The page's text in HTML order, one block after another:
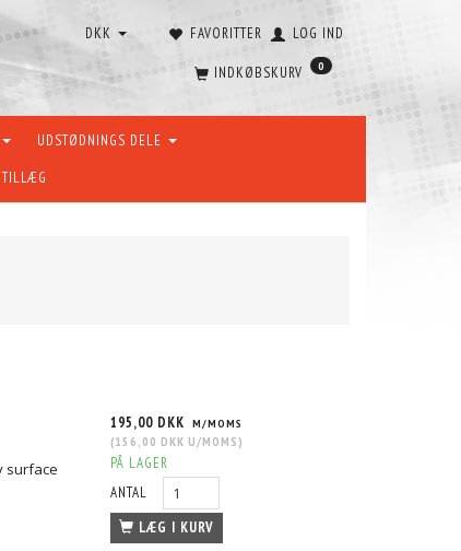
FAVORITTER LOG IND
DKK
INDKØBSKURV 0
UDSTØDNINGS DELE
TILLÆG
surface
195,00 DKK M/MOMS
(156,00 DKK U/MOMS )
PÅ LAGER
ANTAL
LÆG I KURV